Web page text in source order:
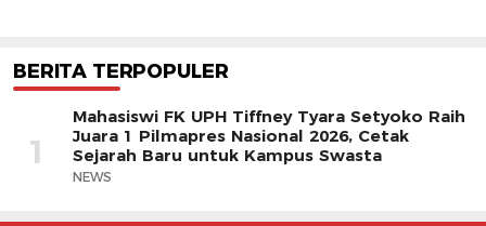
BERITA TERPOPULER
1
Mahasiswi FK UPH Tiffney Tyara Setyoko Raih
Juara 1 Pilmapres Nasional 2026, Cetak
Sejarah Baru untuk Kampus Swasta
NEWS